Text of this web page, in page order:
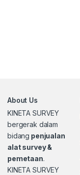
About Us
KINETA SURVEY
bergerak dalam
bidang penjualan
alat survey &
pemetaan.
KINETA SURVEY